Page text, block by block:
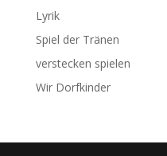
Lyrik
Spiel der Tränen
verstecken spielen
Wir Dorfkinder